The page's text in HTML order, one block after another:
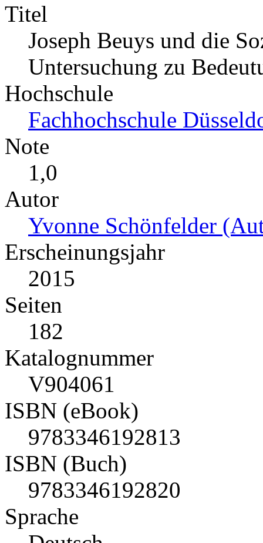
Titel
Joseph Beuys und die
Untersuchung zu
Hochschule
Fachhochschule
Note
1,0
Autor
Yvonne Schönfelder
Erscheinungsjahr
2015
Seiten
182
Katalognummer
V904061
ISBN (eBook)
9783346192813
ISBN (Buch)
9783346192820
Sprache